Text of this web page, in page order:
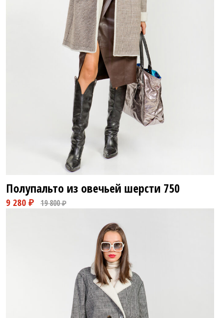
29 800 ₽
Полупальто из овечьей шерсти 750